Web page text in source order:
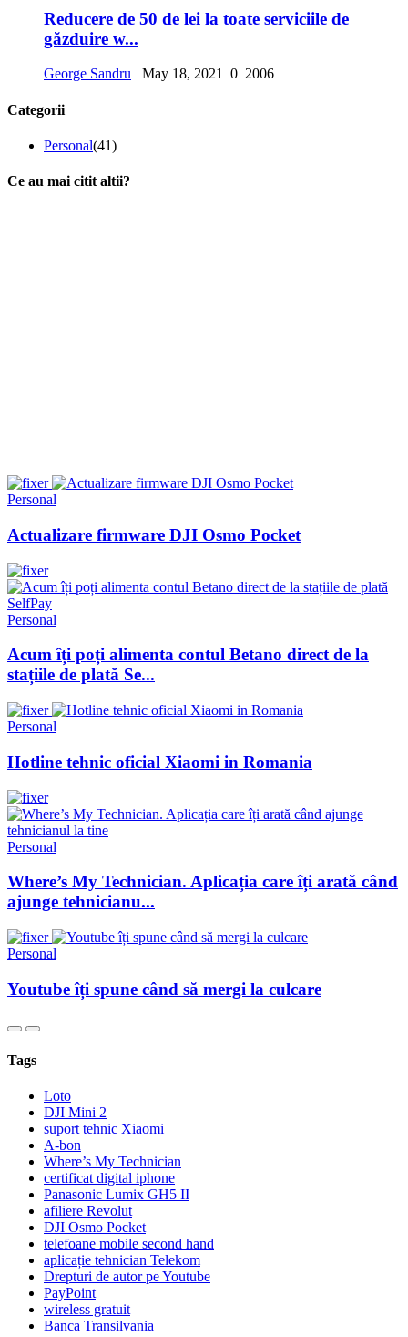
Reducere de 50 de lei la toate serviciile de
găzduire w...
George Sandru May 18, 2021 0 2006
Categorii
Personal(41)
Ce au mai citit altii?
Personal
Actualizare firmware DJI Osmo Pocket
Personal
Acum îți poți alimenta contul Betano direct de la
stațiile de plată Se...
Personal
Hotline tehnic oficial Xiaomi in Romania
Personal
Where’s My Technician. Aplicația care îți arată când
ajunge tehnicianu...
Personal
Youtube îți spune când să mergi la culcare
Tags
Loto
DJI Mini 2
suport tehnic Xiaomi
A-bon
Where’s My Technician
certificat digital iphone
Panasonic Lumix GH5 II
afiliere Revolut
DJI Osmo Pocket
telefoane mobile second hand
aplicație tehnician Telekom
Drepturi de autor pe Youtube
PayPoint
wireless gratuit
Banca Transilvania